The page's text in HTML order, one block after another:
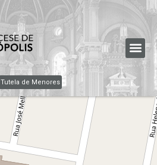
Tutela de Menores